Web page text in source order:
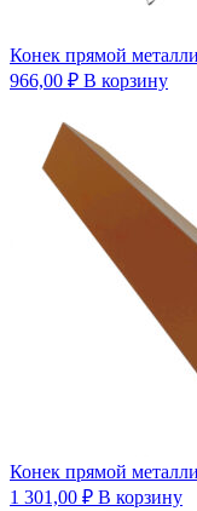
Конек прямой
966,00 ₽ В корзину
Конек прямой
1 301,00 ₽ В корзину